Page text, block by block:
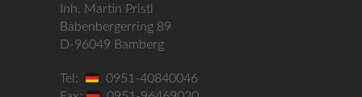
Inh. Martin Pristl
Babenbergerring 89
D-96049 Bamberg
Tel:
0951-40840046